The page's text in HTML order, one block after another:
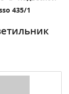
435/1